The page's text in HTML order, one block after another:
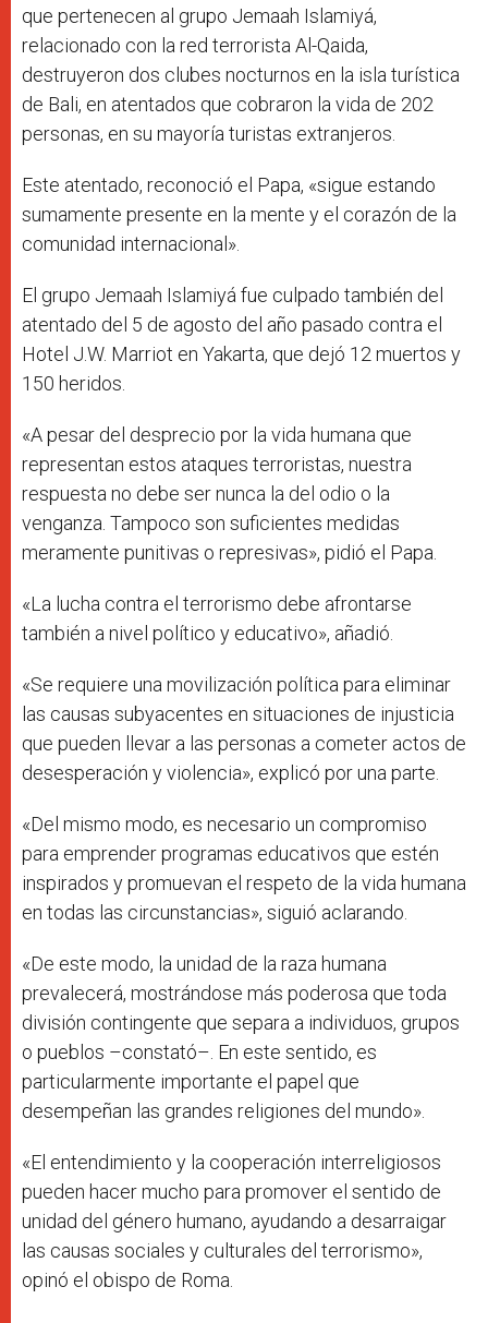
que pertenecen al grupo Jemaah Islamiyá,
relacionado con la red terrorista Al-Qaida,
destruyeron dos clubes nocturnos en la isla turística
de Bali, en atentados que cobraron la vida de 202
personas, en su mayoría turistas extranjeros.
Este atentado, reconoció el Papa, «sigue estando
sumamente presente en la mente y el corazón de la
comunidad internacional».
El grupo Jemaah Islamiyá fue culpado también del
atentado del 5 de agosto del año pasado contra el
Hotel J.W. Marriot en Yakarta, que dejó 12 muertos y
150 heridos.
«A pesar del desprecio por la vida humana que
representan estos ataques terroristas, nuestra
respuesta no debe ser nunca la del odio o la
venganza. Tampoco son suficientes medidas
meramente punitivas o represivas», pidió el Papa.
«La lucha contra el terrorismo debe afrontarse
también a nivel político y educativo», añadió.
«Se requiere una movilización política para eliminar
las causas subyacentes en situaciones de injusticia
que pueden llevar a las personas a cometer actos de
desesperación y violencia», explicó por una parte.
«Del mismo modo, es necesario un compromiso
para emprender programas educativos que estén
inspirados y promuevan el respeto de la vida humana
en todas las circunstancias», siguió aclarando.
«De este modo, la unidad de la raza humana
prevalecerá, mostrándose más poderosa que toda
división contingente que separa a individuos, grupos
o pueblos –constató–. En este sentido, es
particularmente importante el papel que
desempeñan las grandes religiones del mundo».
«El entendimiento y la cooperación interreligiosos
pueden hacer mucho para promover el sentido de
unidad del género humano, ayudando a desarraigar
las causas sociales y culturales del terrorismo»,
opinó el obispo de Roma.